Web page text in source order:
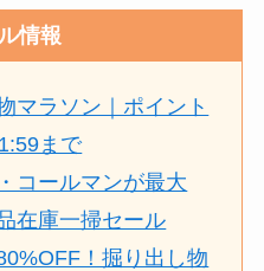
情報
マラソン｜ポイント
まで
コールマンが最大
在庫一掃セール
！掘り出し物